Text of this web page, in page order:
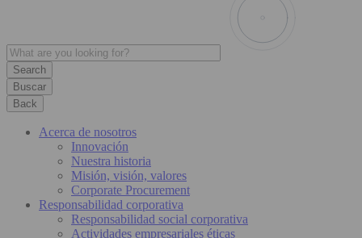
Buscar
Back
Acerca de nosotros
Innovación
Nuestra historia
Misión, visión, valores
Corporate Procurement
Responsabilidad corporativa
Responsabilidad social corporativa
Actividades empresariales éticas